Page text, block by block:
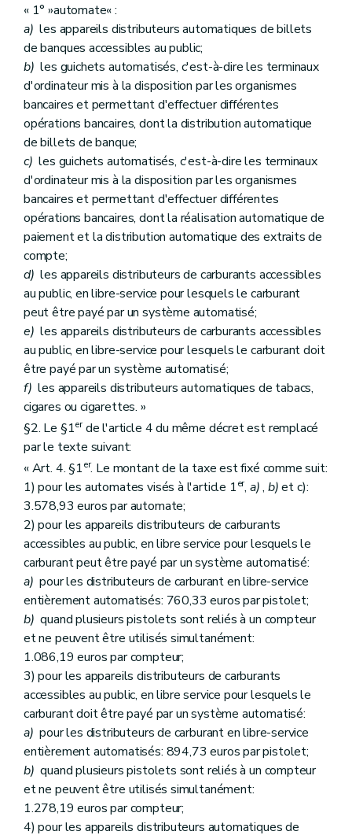
« 1° »automate« :
a) les appareils distributeurs automatiques de billets
de banques accessibles au public;
b) les guichets automatisés, c'est-à-dire les terminaux
d'ordinateur mis à la disposition par les organismes
bancaires et permettant d'effectuer différentes
opérations bancaires, dont la distribution automatique
de billets de banque;
c) les guichets automatisés, c'est-à-dire les terminaux
d'ordinateur mis à la disposition par les organismes
bancaires et permettant d'effectuer différentes
opérations bancaires, dont la réalisation automatique de
paiement et la distribution automatique des extraits de
compte;
d) les appareils distributeurs de carburants accessibles
au public, en libre-service pour lesquels le carburant
peut être payé par un système automatisé;
e) les appareils distributeurs de carburants accessibles
au public, en libre-service pour lesquels le carburant doit
être payé par un système automatisé;
f) les appareils distributeurs automatiques de tabacs,
cigares ou cigarettes. »
§2. Le §1erde l'article 4 du même décret est remplacé
par le texte suivant:
« Art. 4. §1er. Le montant de la taxe est fixé comme suit:
1) pour les automates visés à l'article 1er, a),b)et c):
3.578,93 euros par automate;
2) pour les appareils distributeurs de carburants
accessibles au public, en libre service pour lesquels le
carburant peut être payé par un système automatisé:
a) pour les distributeurs de carburant en libre-service
entièrement automatisés: 760,33 euros par pistolet;
b) quand plusieurs pistolets sont reliés à un compteur
et ne peuvent être utilisés simultanément:
1.086,19 euros par compteur;
3) pour les appareils distributeurs de carburants
accessibles au public, en libre service pour lesquels le
carburant doit être payé par un système automatisé:
a) pour les distributeurs de carburant en libre-service
entièrement automatisés: 894,73 euros par pistolet;
b) quand plusieurs pistolets sont reliés à un compteur
et ne peuvent être utilisés simultanément:
1.278,19 euros par compteur;
4) pour les appareils distributeurs automatiques de